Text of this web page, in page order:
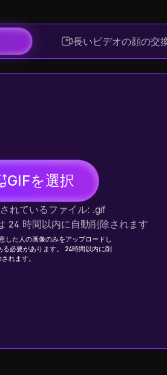
長いビデオの顔の交
GIFを選択
れているファイル: .gif
24 時間以内に自動削除されます
した人の画像のみをアップロードし
必要があります。 24時間以内に削
れます。